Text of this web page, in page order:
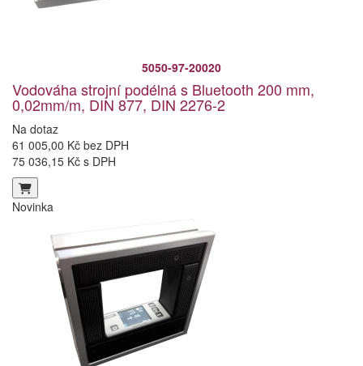
5050-97-20020
Vodováha strojní podélná s Bluetooth 200 mm,
0,02mm/m, DIN 877, DIN 2276-2
Na dotaz
61 005,00 Kč bez DPH
75 036,15 Kč s DPH
Novinka